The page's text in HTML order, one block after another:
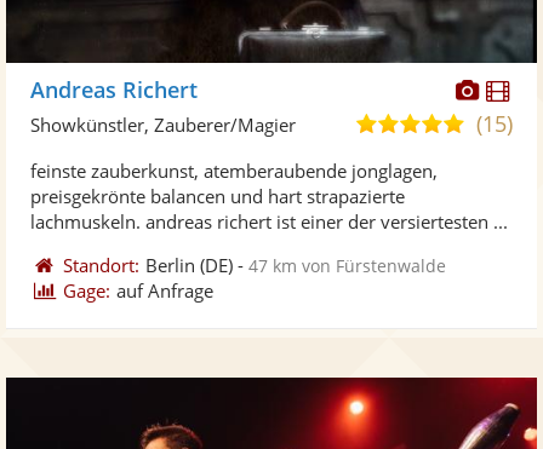
Andreas Richert
5,0
Sternen
(15)
Showkünstler, Zauberer/Magier
feinste zauberkunst, atemberaubende jonglagen,
preisgekrönte balancen und hart strapazierte
lachmuskeln. andreas richert ist einer der versiertesten ...
Standort: Berlin (DE) -47 km von Fürstenwalde
Gage: auf Anfrage